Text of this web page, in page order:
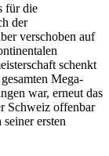
für die
der
verschoben auf
schenkt
Mega-
war, erneut das
Schweiz offenbar
ersten